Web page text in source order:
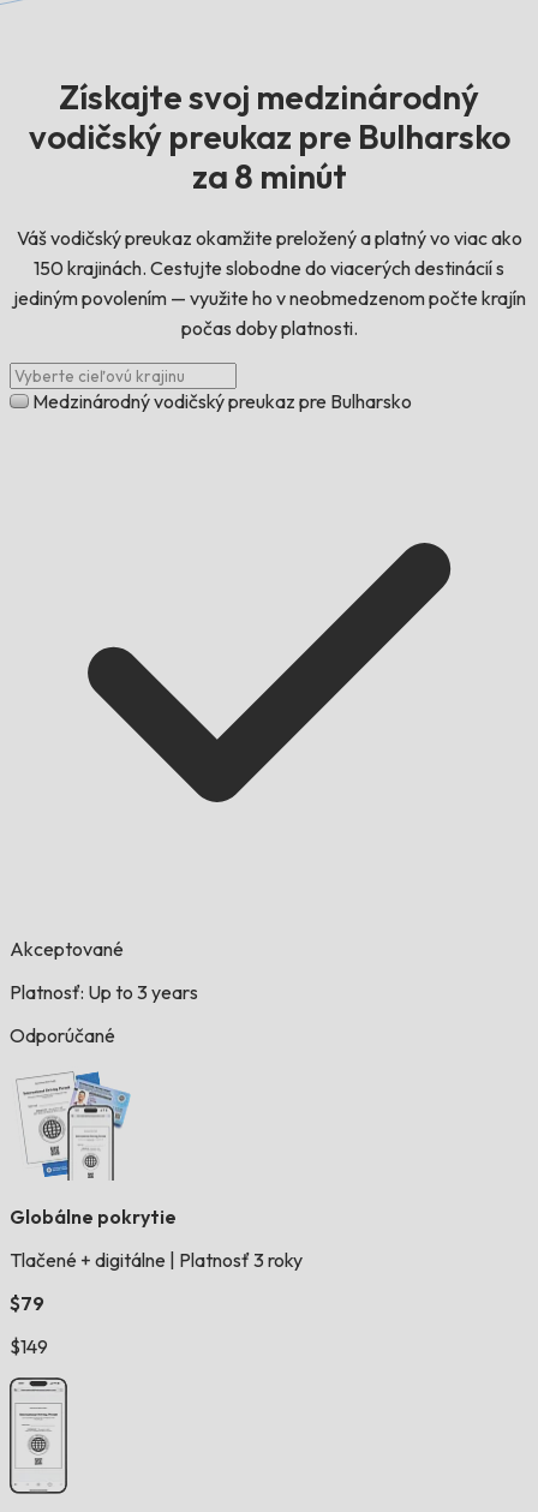
Získajte svoj medzinárodný
vodičský preukaz pre Bulharsko
za 8 minút
Váš vodičský preukaz okamžite preložený a platný vo viac ako
150 krajinách. Cestujte slobodne do viacerých destinácií s
jediným povolením — využite ho v neobmedzenom počte krajín
počas doby platnosti.
Medzinárodný vodičský preukaz pre Bulharsko
Akceptované
Platnosť: Up to 3 years
Odporúčané
Globálne pokrytie
Tlačené + digitálne
Platnosť 3 roky
$79
$149